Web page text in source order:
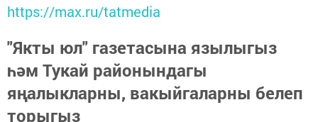
https://max.ru/tatmedia
"Якты юл" газетасына язылыгыз
һәм Тукай районындагы
яңалыкларны, вакыйгаларны белеп
торыгыз